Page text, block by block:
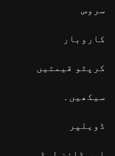
سروس
کاروبار
کرپٹو قیمتیں
سیکھیں۔
ڈویلپر